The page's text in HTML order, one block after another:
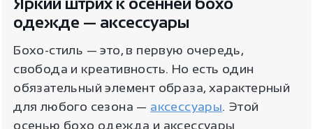
Яркий штрих к осенней бохо
одежде — аксессуары
Бохо-стиль — это, в первую очередь,
свобода и креативность. Но есть один
обязательный элемент образа, характерный
для любого сезона — аксессуары. Этой
осенью бохо одежда и аксессуары